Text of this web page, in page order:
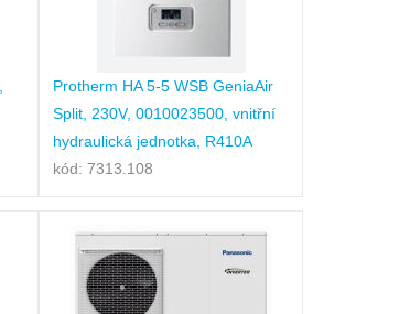
Protherm HA 5-5 WSB GeniaAir
Split, 230V, 0010023500, vnitřní
hydraulická jednotka, R410A
kód: 7313.108